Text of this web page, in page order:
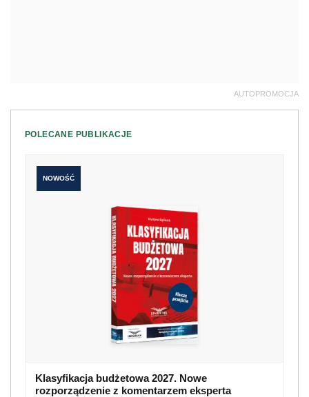
AUTOPROMOCJA
POLECANE PUBLIKACJE
NOWOŚĆ
Klasyfikacja budżetowa 2027. Nowe
rozporządzenie z komentarzem eksperta